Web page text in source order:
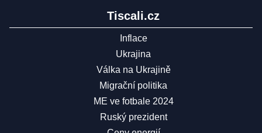
Tiscali.cz
Inflace
Ukrajina
Válka na Ukrajině
Migrační politika
ME ve fotbale 2024
Ruský prezident